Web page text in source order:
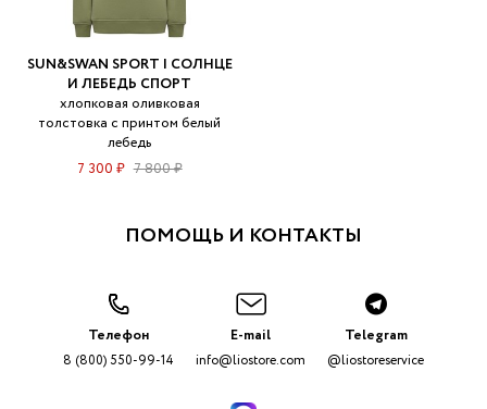
SUN&SWAN SPORT | СОЛНЦЕ
И ЛЕБЕДЬ СПОРТ
хлопковая оливковая
толстовка с принтом белый
лебедь
7 300 ₽ 7 800 ₽
ПОМОЩЬ И КОНТАКТЫ
Телефон
8 (800) 550-99-14
E-mail
info@liostore.com
Telegram
@liostoreservice